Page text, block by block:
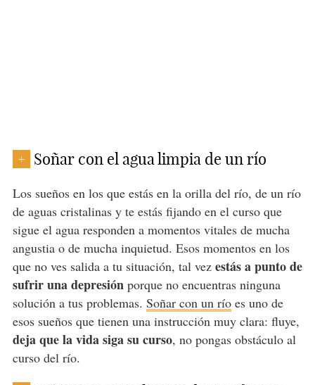
+ Soñar con el agua limpia de un río
Los sueños en los que estás en la orilla del río, de un río
de aguas cristalinas y te estás fijando en el curso que
sigue el agua responden a momentos vitales de mucha
angustia o de mucha inquietud. Esos momentos en los
que no ves salida a tu situación, tal vez estás a punto de
sufrir una depresiónporque no encuentras ninguna
solución a tus problemas. Soñar con un ríoes uno de
esos sueños que tienen una instrucción muy clara: fluye,
deja que la vida siga su curso, no pongas obstáculo al
curso del río.